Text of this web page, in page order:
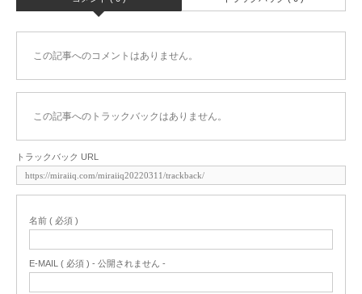
この記事へのコメントはありません。
この記事へのトラックバックはありません。
トラックバック URL
名前 ( 必須 )
E-MAIL ( 必須 ) - 公開されません -